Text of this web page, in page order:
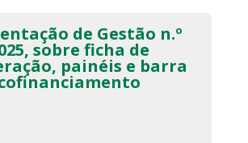
de Gestão n.º
sobre ficha de
painéis e barra